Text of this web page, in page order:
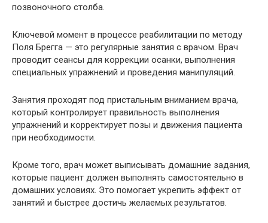
позвоночного столба.
Ключевой момент в процессе реабилитации по методу
Поля Брегга — это регулярные занятия с врачом. Врач
проводит сеансы для коррекции осанки, выполнения
специальных упражнений и проведения манипуляций.
Занятия проходят под пристальным вниманием врача,
который контролирует правильность выполнения
упражнений и корректирует позы и движения пациента
при необходимости.
Кроме того, врач может выписывать домашние задания,
которые пациент должен выполнять самостоятельно в
домашних условиях. Это помогает укрепить эффект от
занятий и быстрее достичь желаемых результатов.